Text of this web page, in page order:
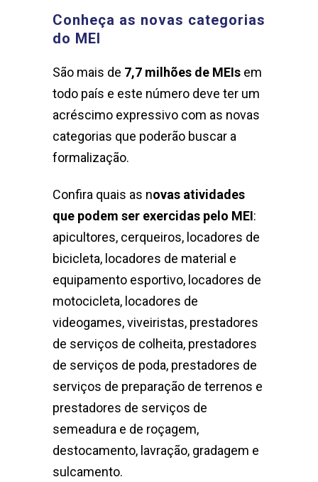
Conheça as novas categorias
do MEI
São mais de 7,7 milhões de MEIs em
todo país e este número deve ter um
acréscimo expressivo com as novas
categorias que poderão buscar a
formalização.
Confira quais as novas atividades
que podem ser exercidas pelo MEI:
apicultores, cerqueiros, locadores de
bicicleta, locadores de material e
equipamento esportivo, locadores de
motocicleta, locadores de
videogames, viveiristas, prestadores
de serviços de colheita, prestadores
de serviços de poda, prestadores de
serviços de preparação de terrenos e
prestadores de serviços de
semeadura e de roçagem,
destocamento, lavração, gradagem e
sulcamento.